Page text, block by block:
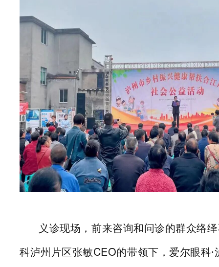
义诊现场，前来咨询和问诊的群众络
科泸州片区张敏CEO的带领下， 爱尔眼科